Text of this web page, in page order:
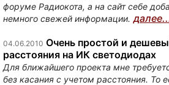
форуме Радиокота, а на сайт себе
немного свежей информации.
04.06.2010 Очень простой и
расстояния на ИК светодиодах
Для ближайшего проекта мне
без касания с учетом расстояния. То